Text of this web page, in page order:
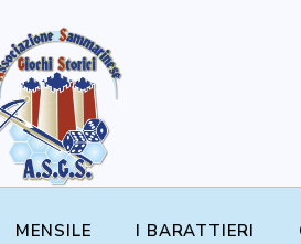
MENSILE I BARATTIERI